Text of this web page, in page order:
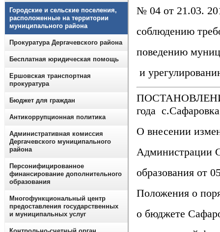
№ 04 от 21.03.
соблюдению
поведению
и
года с.Сафаровка
О внесении
Администрации
образования от
Положения о
о бюджете
Городские и сельские поселения,
расположенные на территории
муниципального района
Прокуратура Дергачевского района
Бесплатная юридическая помощь
Ершовская транспортная
прокуратура
Бюджет для граждан
Антикоррупционная политика
Административная комиссия
Дергачевского муниципального
района
Персонифицированное
финансирование дополнительного
образования
Многофункциональный центр
предоставления государственных
и муниципальных услуг